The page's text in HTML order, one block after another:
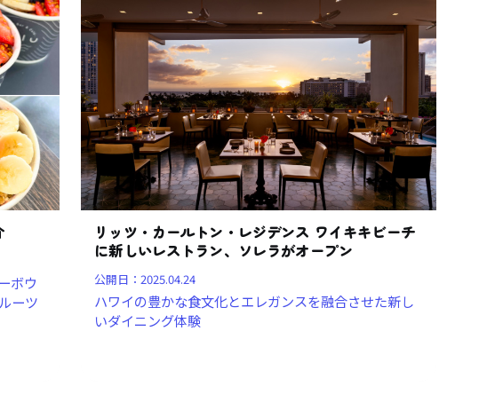
ボウ
ーツ
リッツ・カールトン・レジデンス ワイキキビーチ
に新しいレストラン、ソレラがオープン
公開日：2025.04.24
ハワイの豊かな食文化とエレガンスを融合させた新し
いダイニング体験